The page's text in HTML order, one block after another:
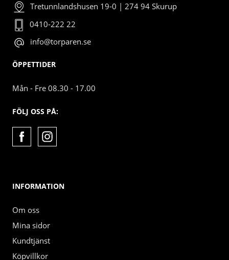
Tretunnlandshusen 19-0 | 274 94 Skurup
0410-222 22
info@torparen.se
ÖPPETTIDER
Mån - Fre 08.30 - 17.00
FÖLJ OSS PÅ:
INFORMATION
Om oss
Mina sidor
Kundtjänst
Köpvillkor